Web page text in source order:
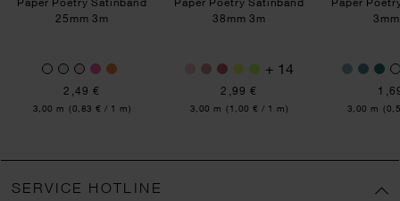
25mm 3m
2,49 €
Inhalt:
3,00 m (0,83 € / 1 m)
38mm 3m
+ 14
2,99 €
Inhalt:
3,00 m (1,00 € / 1 m) Inhalt:
3,00 m
SERVICE HOTLINE